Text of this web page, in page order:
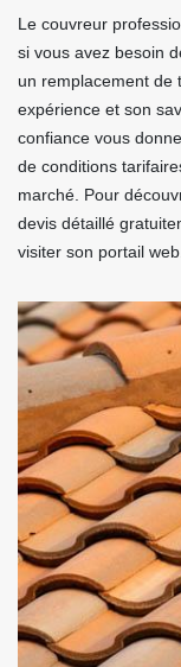
Le couvreur
si vous avez besoin
un remplacement de
expérience et son
confiance vous
de conditions
marché. Pour
devis détaillé
visiter son portail web.